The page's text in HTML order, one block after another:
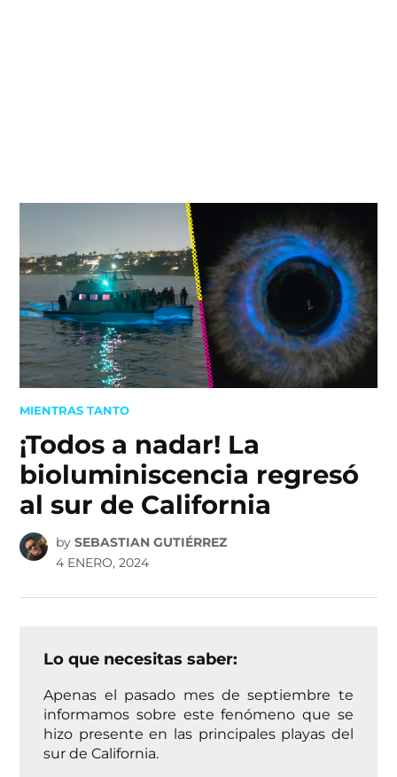
POSTED
MIENTRAS TANTO
¡Todos a nadar! La
bioluminiscencia regresó
al sur de California
by SEBASTIAN GUTIÉRREZ
4 ENERO, 2024
Lo que necesitas saber:
Apenas el pasado mes de septiembre te
informamos sobre este fenómeno que se
hizo presente en las principales playas del
sur de California.